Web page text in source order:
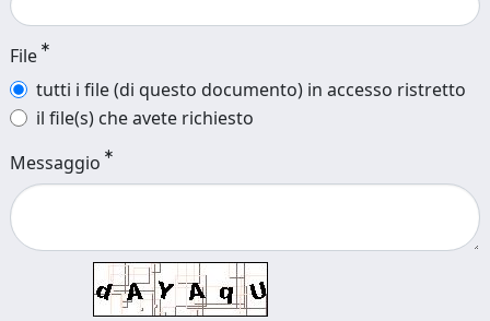
File
tutti i file (di questo documento) in accesso ristretto
il file(s) che avete richiesto
Messaggio